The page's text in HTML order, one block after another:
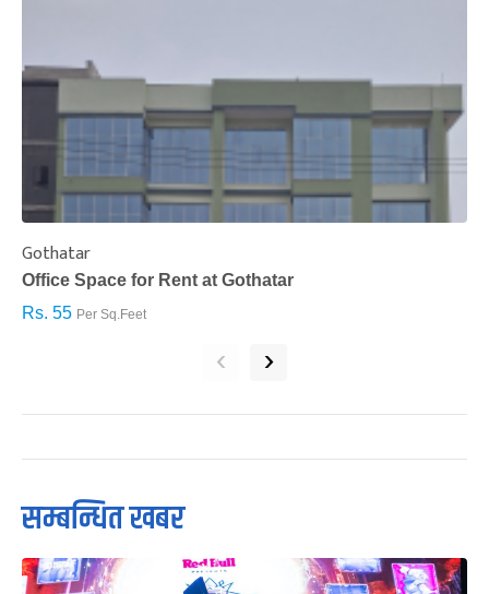
Gothatar
Office Space for Rent at Gothatar
Rs. 55 Per Sq.Feet
‹ ›
सम्बन्धित खबर